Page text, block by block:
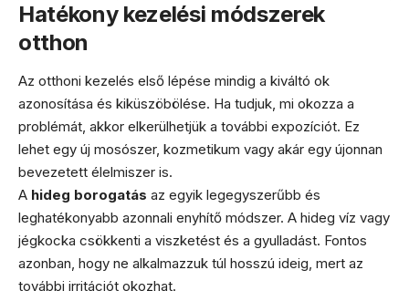
Hatékony kezelési módszerek
otthon
Az otthoni kezelés első lépése mindig a kiváltó ok
azonosítása és kiküszöbölése. Ha tudjuk, mi okozza a
problémát, akkor elkerülhetjük a további expozíciót. Ez
lehet egy új mosószer, kozmetikum vagy akár egy újonnan
bevezetett élelmiszer is.
A hideg borogatás az egyik legegyszerűbb és
leghatékonyabb azonnali enyhítő módszer. A hideg víz vagy
jégkocka csökkenti a viszketést és a gyulladást. Fontos
azonban, hogy ne alkalmazzuk túl hosszú ideig, mert az
további irritációt okozhat.